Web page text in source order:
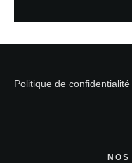
Politique de confidentialité
NOS